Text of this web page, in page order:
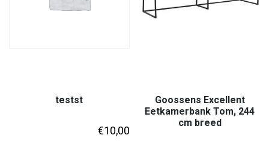
testst
€10,00
Goossens Excellent
Eetkamerbank Tom, 244
cm breed